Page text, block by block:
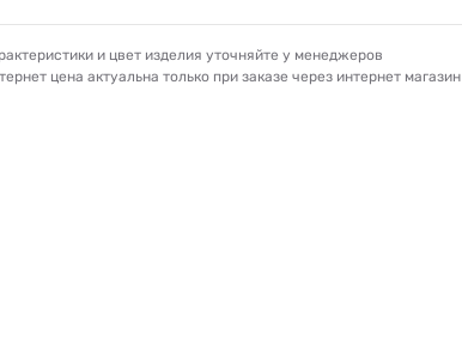
и цвет изделия уточняйте у менеджеров
цена актуальна только при заказе через интернет магазин